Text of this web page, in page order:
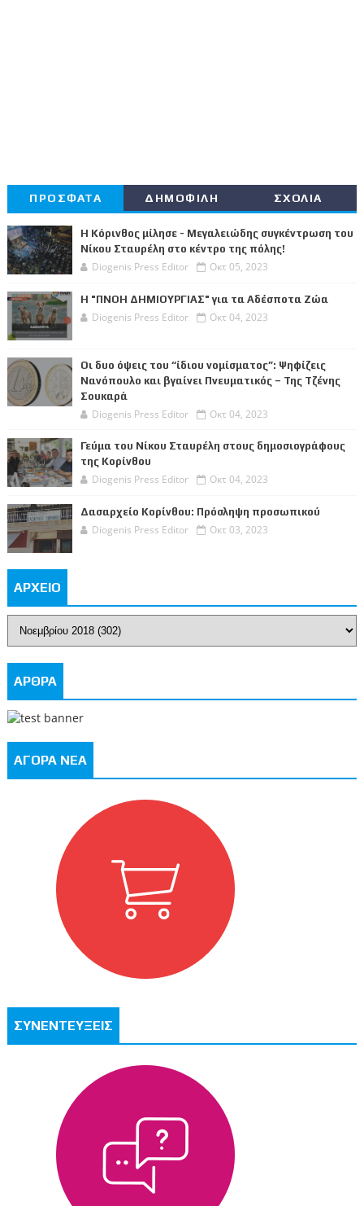
ΠΡΟΣΦΑΤΑ ΔΗΜΟΦΙΛΗ ΣΧΟΛΙΑ
Η Κόρινθος μίλησε - Μεγαλειώδης συγκέντρωση του
Νίκου Σταυρέλη στο κέντρο της πόλης!
Diogenis Press Editor Οκτ 05, 2023
Η "ΠΝΟΗ ΔΗΜΙΟΥΡΓΙΑΣ" για τα Αδέσποτα Ζώα
Diogenis Press Editor Οκτ 04, 2023
Οι δυο όψεις του “ίδιου νομίσματος”: Ψηφίζεις
Νανόπουλο και βγαίνει Πνευματικός – Της Τζένης
Σουκαρά
Diogenis Press Editor Οκτ 04, 2023
Γεύμα του Νίκου Σταυρέλη στους δημοσιογράφους
της Κορίνθου
Diogenis Press Editor Οκτ 04, 2023
Δασαρχείο Κορίνθου: Πρόσληψη προσωπικού
Diogenis Press Editor Οκτ 03, 2023
ΑΡΧΕΙΟ
ΑΡΘΡΑ
ΑΓΟΡΑ ΝΕΑ
ΣΥΝΕΝΤΕΥΞΕΙΣ